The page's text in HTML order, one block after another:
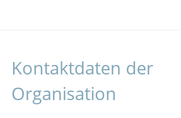
Kontaktdaten der
Organisation